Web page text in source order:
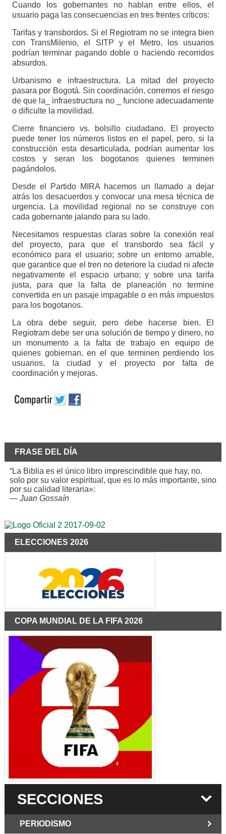
Cuando los gobernantes no hablan entre ellos, el
usuario paga las consecuencias en tres frentes críticos:
Tarifas y transbordos. Si el Regiotram no se integra bien
con TransMilenio, el SITP y el Metro, los usuarios
podrían terminar pagando doble o haciendo recorridos
absurdos.
Urbanismo e infraestructura. La mitad del proyecto
pasara por Bogotá. Sin coordinación, corremos el riesgo
de que la_ infraestructura no _ funcione adecuadamente
o dificulte la movilidad.
Cierre financiero vs. bolsillo ciudadano. El proyecto
puede tener los números listos en el papel, pero, si la
construcción esta desarticulada, podrían aumentar los
costos y seran los bogotanos quienes terminen
pagándolos.
Desde el Partido MIRA hacemos un llamado a dejar
atrás los desacuerdos y convocar una mesa técnica de
urgencia. La movilidad regional no se construye con
cada gobernante jalando para su lado.
Necesitamos respuestas claras sobre la conexión real
del proyecto, para que el transbordo sea fácil y
económico para el usuario; sobre un entorno amable,
que garantice que el tren no deteriore la ciudad ni afecte
negativamente el espacio urbano; y sobre una tarifa
justa, para que la falta de planeación no termine
convertida en un pasaje impagable o en más impuestos
para los bogotanos.
La obra debe seguir, pero debe hacerse bien. El
Regiotram debe ser una solución de tiempo y dinero, no
un monumento a la falta de trabajo en equipo de
quienes gobiernan, en el que terminen perdiendo los
usuarios, la ciudad y el proyecto por falta de
coordinación y mejoras.
FRASE DEL DÍA
“La Biblia es el único libro imprescindible que hay, no.
solo por su valor espiritual, que es lo más importante, sino
por su calidad literaria»:
— Juan Gossaín
ELECCIONES 2026
COPA MUNDIAL DE LA FIFA 2026
SECCIONES
PERIODISMO